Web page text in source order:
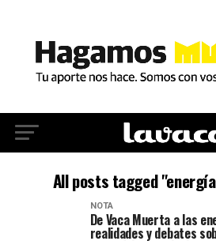
All posts tagged
NOTA
De Vaca Muerta a las
realidades y debates